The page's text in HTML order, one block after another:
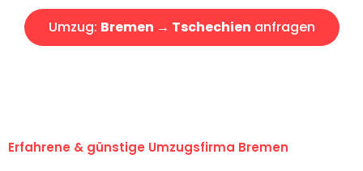
Umzug: Bremen → Tschechien anfragen
Erfahrene & günstige Umzugsfirma Bremen